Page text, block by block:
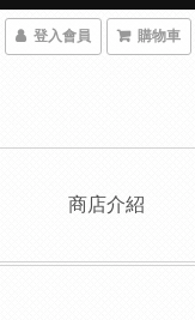
登入會員 購物車
商店介紹